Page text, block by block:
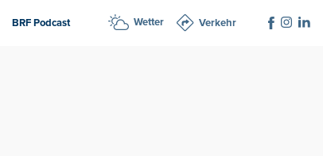
BRF Podcast Wetter Verkehr